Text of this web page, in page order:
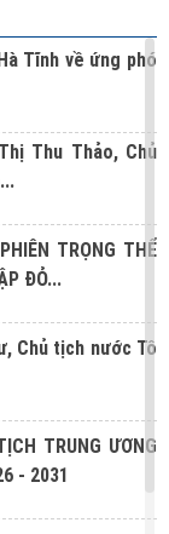
Tĩnh về ứng phó
Thu Thảo, Chủ
TRỌNG THỂ
ĐỎ...
Chủ tịch nước Tô
TRUNG ƯƠNG
- 2031